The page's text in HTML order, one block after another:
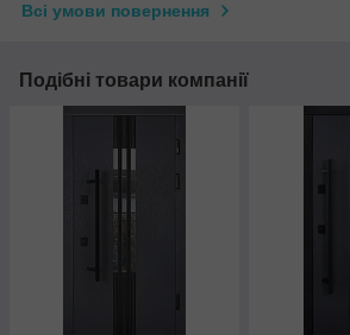
Всі умови повернення
Подібні товари компанії